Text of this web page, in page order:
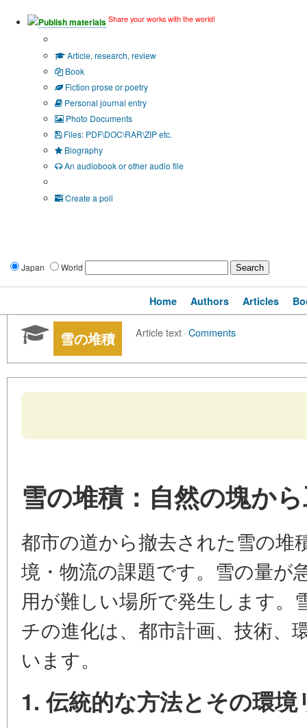
Publish materials Share your works with the world!
Article, research, review
Book
Fiction prose or poetry
Personal journal entry
Photo Documents
Files: PDF\DOC\RAR\ZIP etc.
Biography
An audiobook or other audio file
Create a poll
Japan World
Home Authors Articles
雪の堆積 Article text·Comments
雪の堆積：自然の塊か
都市の道から撤去された雪の堆
境・物流の課題です。雪の量が
用が難しい場所で発生します。
チの進化は、都市計画、技術、
います。
1. 伝統的な方法とその環境